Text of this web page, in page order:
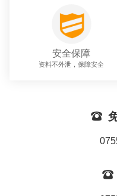
安全保障
资料不外泄，保障安全

